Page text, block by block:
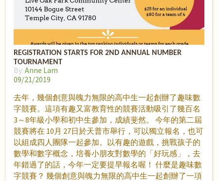
REGISTRATION STARTS FOR 2ND ANNUAL NUMBER
TOURNAMENT
By: Anne Lam
09/21/2019
去年，幾個創意與魄力無限的高中生一起創辦了趣味數
字競賽。這項有趣又富教育性的競賽活動吸引了幾百名
3～8年級小學和初中生參加，成績斐然。 今年的第二屆
競賽將在 10月 27日於天普市舉行，可以獨立報名，也可
以組成四人團隊一起參加。以有趣的遊戲，挑戰孩子的
數學和數字概念，培養小朋友對數學的「好玩感」，去
年錯過了的話，今年一定要提早報名喔！ 什麼是趣味數
字競賽？ 幾個創意與魄力無限的高中生一起創辦了一項